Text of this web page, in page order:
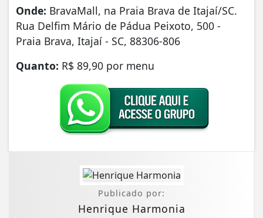
Onde: BravaMall, na Praia Brava de Itajaí/SC.
Rua Delfim Mário de Pádua Peixoto, 500 -
Praia Brava, Itajaí - SC, 88306-806
Quanto: R$ 89,90 por menu
Publicado por:
Henrique Harmonia